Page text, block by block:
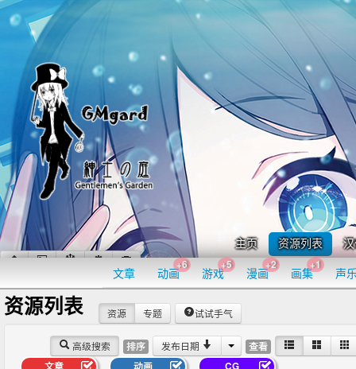
主页 资源列表
文章 动画
+6
游戏
+5
漫画
+2
画集
+1
声
资源列表
高级搜索 排序 发布日期 查看
资源 专题 试试手气
文章 动画 CG